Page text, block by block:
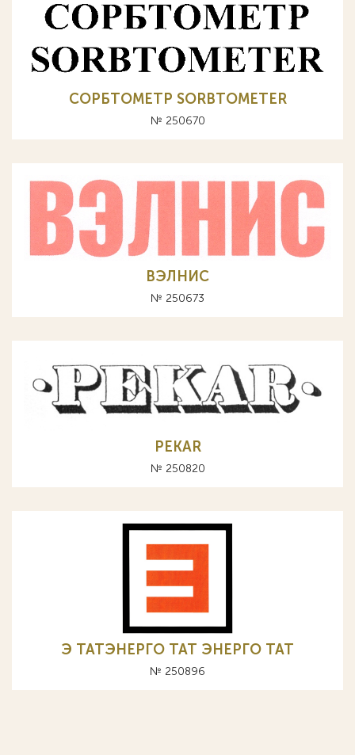
СОРБТОМЕТР SORBTOMETER
№ 250670
ВЭЛНИС
№ 250673
PEKAR
№ 250820
Э ТАТЭНЕРГО ТАТ ЭНЕРГО TAT
№ 250896